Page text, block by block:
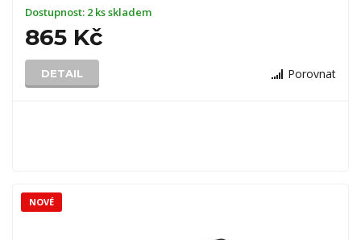
Dostupnost: 2 ks skladem
865 Kč
DETAIL Porovnat
NOVÉ